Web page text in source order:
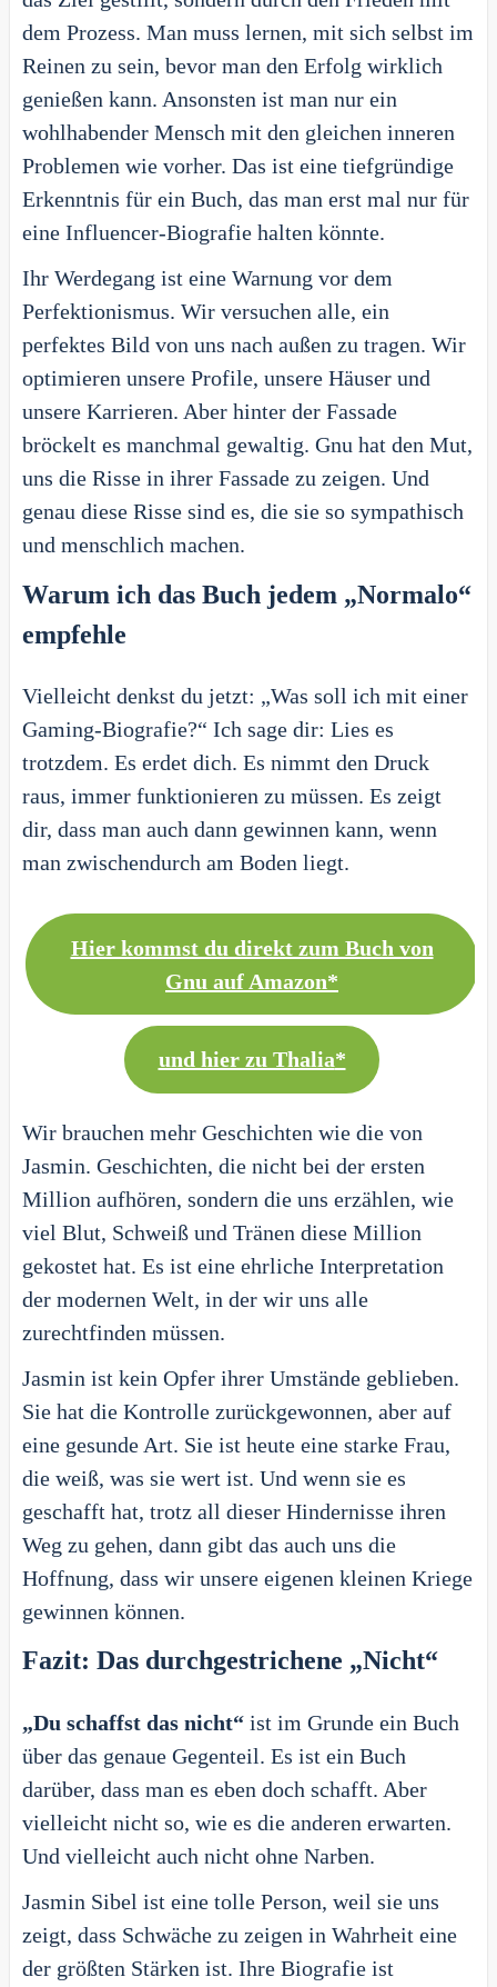
dem Prozess. Man muss lernen, mit sich selbst im
Reinen zu sein, bevor man den Erfolg wirklich
genießen kann. Ansonsten ist man nur ein
wohlhabender Mensch mit den gleichen inneren
Problemen wie vorher. Das ist eine tiefgründige
Erkenntnis für ein Buch, das man erst mal nur für
eine Influencer-Biografie halten könnte.
Ihr Werdegang ist eine Warnung vor dem
Perfektionismus. Wir versuchen alle, ein
perfektes Bild von uns nach außen zu tragen. Wir
optimieren unsere Profile, unsere Häuser und
unsere Karrieren. Aber hinter der Fassade
bröckelt es manchmal gewaltig. Gnu hat den Mut,
uns die Risse in ihrer Fassade zu zeigen. Und
genau diese Risse sind es, die sie so sympathisch
und menschlich machen.
Warum ich das Buch jedem „Normalo“
empfehle
Vielleicht denkst du jetzt: „Was soll ich mit einer
Gaming-Biografie?“ Ich sage dir: Lies es
trotzdem. Es erdet dich. Es nimmt den Druck
raus, immer funktionieren zu müssen. Es zeigt
dir, dass man auch dann gewinnen kann, wenn
man zwischendurch am Boden liegt.
Hier kommst du direkt zum Buch von
Gnu auf Amazon*
und hier zu Thalia*
Wir brauchen mehr Geschichten wie die von
Jasmin. Geschichten, die nicht bei der ersten
Million aufhören, sondern die uns erzählen, wie
viel Blut, Schweiß und Tränen diese Million
gekostet hat. Es ist eine ehrliche Interpretation
der modernen Welt, in der wir uns alle
zurechtfinden müssen.
Jasmin ist kein Opfer ihrer Umstände geblieben.
Sie hat die Kontrolle zurückgewonnen, aber auf
eine gesunde Art. Sie ist heute eine starke Frau,
die weiß, was sie wert ist. Und wenn sie es
geschafft hat, trotz all dieser Hindernisse ihren
Weg zu gehen, dann gibt das auch uns die
Hoffnung, dass wir unsere eigenen kleinen Kriege
gewinnen können.
Fazit: Das durchgestrichene „Nicht“
„Du schaffst das nicht“ ist im Grunde ein Buch
über das genaue Gegenteil. Es ist ein Buch
darüber, dass man es eben doch schafft. Aber
vielleicht nicht so, wie es die anderen erwarten.
Und vielleicht auch nicht ohne Narben.
Jasmin Sibel ist eine tolle Person, weil sie uns
zeigt, dass Schwäche zu zeigen in Wahrheit eine
der größten Stärken ist. Ihre Biografie ist